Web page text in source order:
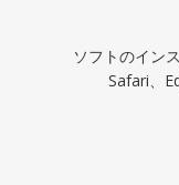
ソフトのイン
Safari、